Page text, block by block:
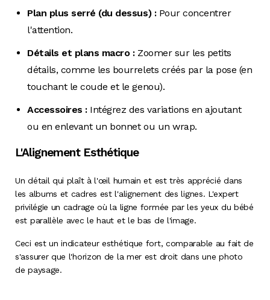
Plan plus serré (du dessus) : Pour concentrer
l'attention.
Détails et plans macro :Zoomer sur les petits
détails, comme les bourrelets créés par la pose (en
touchant le coude et le genou).
Accessoires : Intégrez des variations en ajoutant
ou en enlevant un bonnet ou un wrap.
L'Alignement Esthétique
Un détail qui plaît à l'œil humain et est très apprécié dans
les albums et cadres est l'alignement des lignes. L'expert
privilégie un cadrage où la ligne formée par les yeux du bébé
est parallèle avec le haut et le bas de l'image.
Ceci est un indicateur esthétique fort, comparable au fait de
s'assurer que l'horizon de la mer est droit dans une photo
de paysage.